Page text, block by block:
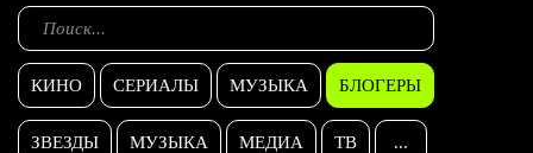
КИНО СЕРИАЛЫ МУЗЫКА БЛОГЕРЫ
ЗВЕЗДЫ МУЗЫКА МЕДИА ТВ ...